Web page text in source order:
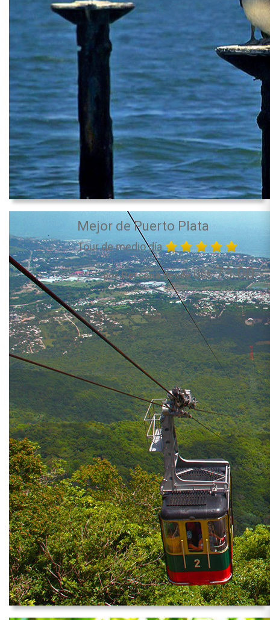
Mejor de Puerto Plata
Tour de medio día
por Persona desde US$73.00